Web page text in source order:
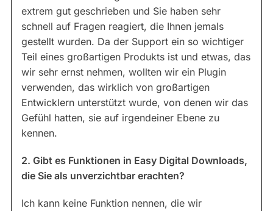
extrem gut geschrieben und Sie haben sehr
schnell auf Fragen reagiert, die Ihnen jemals
gestellt wurden. Da der Support ein so wichtiger
Teil eines großartigen Produkts ist und etwas, das
wir sehr ernst nehmen, wollten wir ein Plugin
verwenden, das wirklich von großartigen
Entwicklern unterstützt wurde, von denen wir das
Gefühl hatten, sie auf irgendeiner Ebene zu
kennen.
2. Gibt es Funktionen in Easy Digital Downloads,
die Sie als unverzichtbar erachten?
Ich kann keine Funktion nennen, die wir